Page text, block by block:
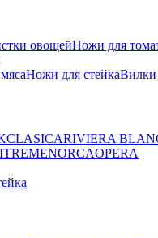
овощейНожи для
Ножи для стейкаВилки
CLASICARIVIERA
MENORCAOPERA